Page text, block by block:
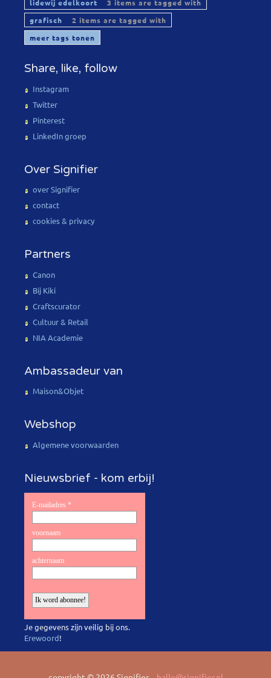
lidewij edelkoort
3 items are tagged with
grafisch
2 items are tagged with
meer tags tonen
Share, like, follow
Instagram
Twitter
Pinterest
LinkedIn groep
Over Signifier
over Signifier
contact
cookies & privacy
Partners
Canon
Bij Kiki
Craftscurator
Cultuur & Retail
NIA Academie
Ambassadeur van
Maison&Objet
Webshop
Algemene voorwaarden
Nieuwsbrief - kom erbij!
Je gegevens zijn veilig bij ons.
Erewoord!